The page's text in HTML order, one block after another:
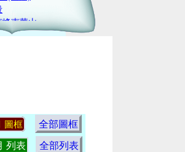
峰南華山
山
星(西部)
峰
圖框 全部圖框
列表 全部列表